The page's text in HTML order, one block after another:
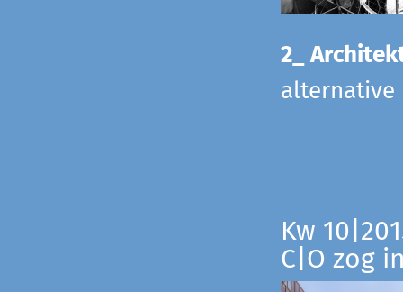
2_
alternative
Kw
C|O zog